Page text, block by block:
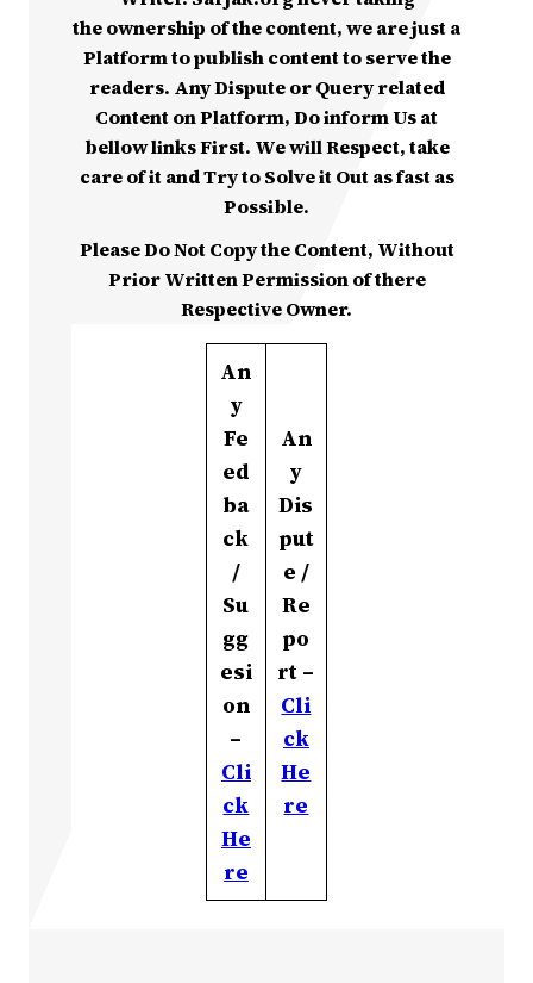
the ownership of the content, we are just a
Platform to publish content to serve the
readers. Any Dispute or Query related
Content on Platform, Do inform Us at
bellow links First. We will Respect, take
care of it and Try to Solve it Out as fast as
Possible.
Please Do Not Copy the Content, Without
Prior Written Permission of there
Respective Owner.
An
y
Fe
ed
ba
ck
/
Su
gg
esi
on
–
Cli
ck
He
re
An
y
Dis
put
e /
Re
po
rt –
Cli
ck
He
re